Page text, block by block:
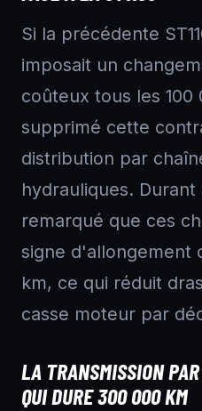
Si la précédente
imposait un
coûteux tous les 100
supprimé cette
distribution par
hydrauliques.
remarqué que ces
signe d'allongement
km, ce qui réduit
casse moteur par
LA TRANSMISSION
QUI DURE 300 000 KM